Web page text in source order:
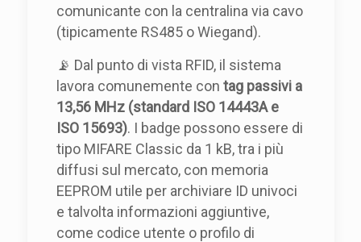
comunicante con la centralina via cavo
(tipicamente RS485 o Wiegand).
📡 Dal punto di vista RFID, il sistema
lavora comunemente contag passivi a
13,56 MHz (standard ISO 14443A e
ISO 15693). I badge possono essere di
tipo MIFARE Classic da 1 kB, tra i più
diffusi sul mercato, con memoria
EEPROM utile per archiviare ID univoci
e talvolta informazioni aggiuntive,
come codice utente o profilo di